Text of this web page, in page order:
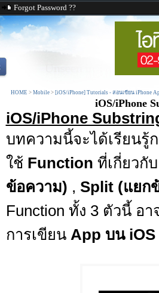
Forgot Password ??
HOME > Mobile > [iOS/iPhone] Tutorials - สอนเขียน iPhone
iOS/iPhone
iOS/iPhone
บทความนี้จะได้เรียนรู้
ใช้ Function ที่เกี่ยวกับ
ข้อความ) , Split (แยก
Function ทั้ง 3 ตัวนี้ อ
การเขียนApp บน iOS